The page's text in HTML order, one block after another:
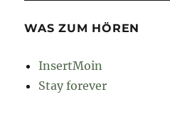
WAS ZUM HÖREN
InsertMoin
Stay forever